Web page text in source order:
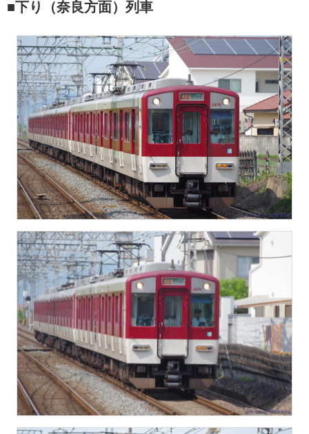
■下り（奈良方面）列車